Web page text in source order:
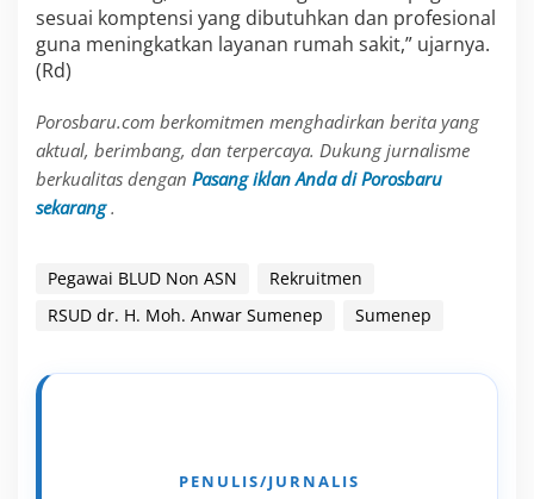
sesuai komptensi yang dibutuhkan dan profesional
guna meningkatkan layanan rumah sakit,” ujarnya.
(Rd)
Porosbaru.com berkomitmen menghadirkan berita yang
aktual, berimbang, dan terpercaya. Dukung jurnalisme
berkualitas dengan Pasang iklan Anda di Porosbaru
sekarang.
Pegawai BLUD Non ASN
Rekruitmen
RSUD dr. H. Moh. Anwar Sumenep
Sumenep